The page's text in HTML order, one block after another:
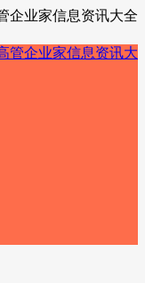
企业家信息资讯大全